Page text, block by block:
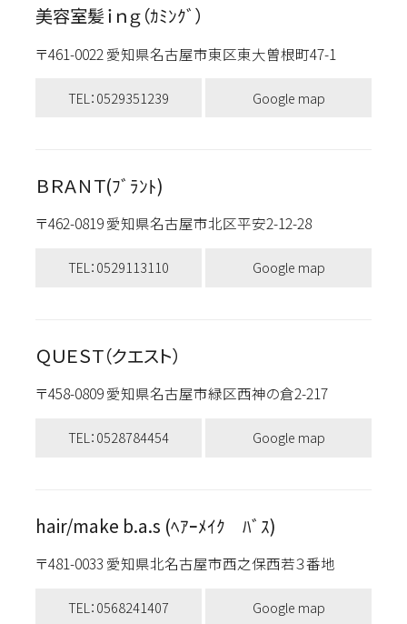
美容室髪ｉｎｇ（ｶﾐﾝｸﾞ）
〒461-0022 愛知県名古屋市東区東大曽根町47-1
TEL：0529351239 Google map
ＢＲＡＮＴ(ﾌﾞﾗﾝﾄ)
〒462-0819 愛知県名古屋市北区平安2-12-28
TEL：0529113110 Google map
ＱＵＥＳＴ（クエスト）
〒458-0809 愛知県名古屋市緑区西神の倉2-217
TEL：0528784454 Google map
hair/make b.a.s (ﾍｱｰﾒｲｸ ﾊﾞｽ)
〒481-0033 愛知県北名古屋市西之保西若３番地
TEL：0568241407 Google map